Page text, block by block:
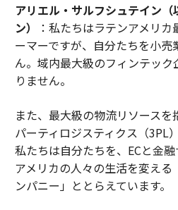
アリエル・サルフシュテイン
ン）
：私たちはラテンアメリ
ーマーですが、自分たちを小売
ん。域内最大級のフィンテッ
りません。
また、最大級の物流リソース
パーティロジスティクス（3PL
私たちは自分たちを、ECと金
アメリカの人々の生活を変える
ンパニー」ととらえています。